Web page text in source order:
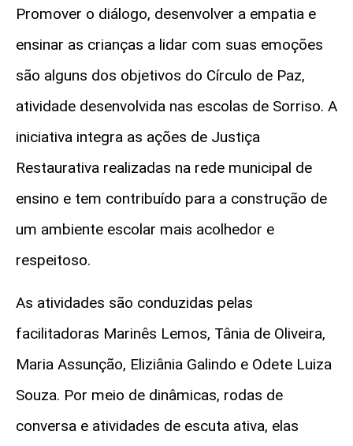
Promover o diálogo, desenvolver a empatia e
ensinar as crianças a lidar com suas emoções
são alguns dos objetivos do Círculo de Paz,
atividade desenvolvida nas escolas de Sorriso. A
iniciativa integra as ações de Justiça
Restaurativa realizadas na rede municipal de
ensino e tem contribuído para a construção de
um ambiente escolar mais acolhedor e
respeitoso.
As atividades são conduzidas pelas
facilitadoras Marinês Lemos, Tânia de Oliveira,
Maria Assunção, Eliziânia Galindo e Odete Luiza
Souza. Por meio de dinâmicas, rodas de
conversa e atividades de escuta ativa, elas